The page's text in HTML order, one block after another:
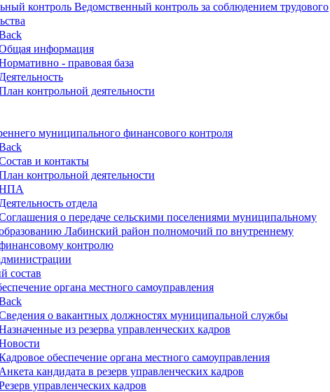
контроль Ведомственный контроль за соблюдением трудового
информация
- правовая база
Деятельность
контрольной деятельности
муниципального финансового контроля
и контакты
контрольной деятельности
Деятельность отдела
о передаче сельскими поселениями муниципальному
Лабинский район полномочий по внутреннему
контролю
состав
органа местного самоуправления
о вакантных должностях муниципальной службы
из резерва управленческих кадров
обеспечение органа местного самоуправления
Анкета кандидата в резерв управленческих кадров
управленческих кадров